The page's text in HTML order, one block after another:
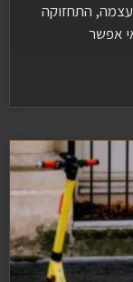
התחזוקה
אפשר